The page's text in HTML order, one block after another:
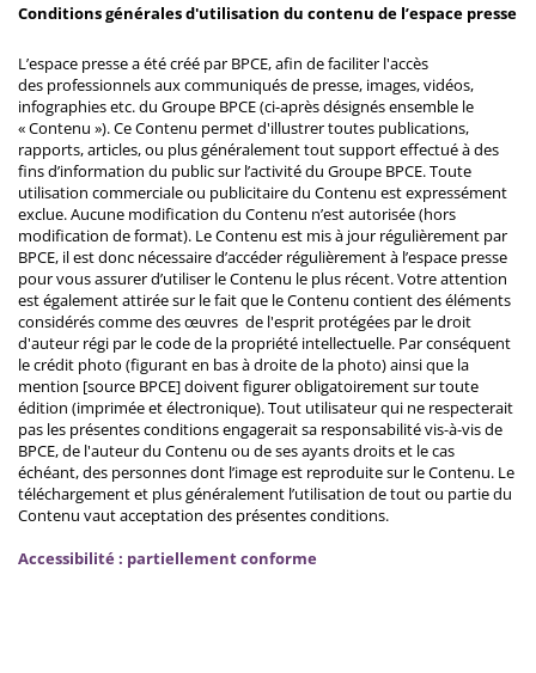
Conditions générales d'utilisation du contenu de l’espace presse
L’espace presse a été créé par BPCE, afin de faciliter l'accès
des professionnels aux communiqués de presse, images, vidéos,
infographies etc. du Groupe BPCE (ci-après désignés ensemble le
« Contenu »). Ce Contenu permet d'illustrer toutes publications,
rapports, articles, ou plus généralement tout support effectué à des
fins d’information du public sur l’activité du Groupe BPCE. Toute
utilisation commerciale ou publicitaire du Contenu est expressément
exclue. Aucune modification du Contenu n’est autorisée (hors
modification de format). Le Contenu est mis à jour régulièrement par
BPCE, il est donc nécessaire d’accéder régulièrement à l’espace presse
pour vous assurer d’utiliser le Contenu le plus récent. Votre attention
est également attirée sur le fait que le Contenu contient des éléments
considérés comme des œuvres de l'esprit protégées par le droit
d'auteur régi par le code de la propriété intellectuelle. Par conséquent
le crédit photo (figurant en bas à droite de la photo) ainsi que la
mention [source BPCE] doivent figurer obligatoirement sur toute
édition (imprimée et électronique). Tout utilisateur qui ne respecterait
pas les présentes conditions engagerait sa responsabilité vis-à-vis de
BPCE, de l'auteur du Contenu ou de ses ayants droits et le cas
échéant, des personnes dont l’image est reproduite sur le Contenu. Le
téléchargement et plus généralement l’utilisation de tout ou partie du
Contenu vaut acceptation des présentes conditions.
Accessibilité : partiellement conforme